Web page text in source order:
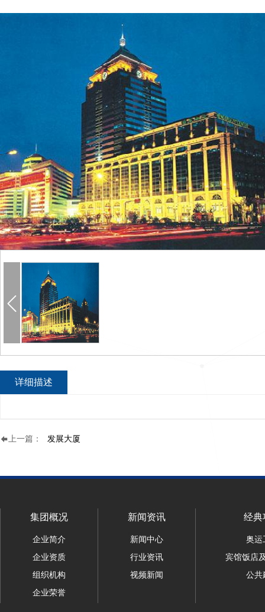
详细描述
上一篇： 发展大厦
集团概况
企业简介
企业资质
组织机构
企业荣誉
新闻资讯
新闻中心
行业资讯
视频新闻
经典
奥运
宾馆饭店
公共